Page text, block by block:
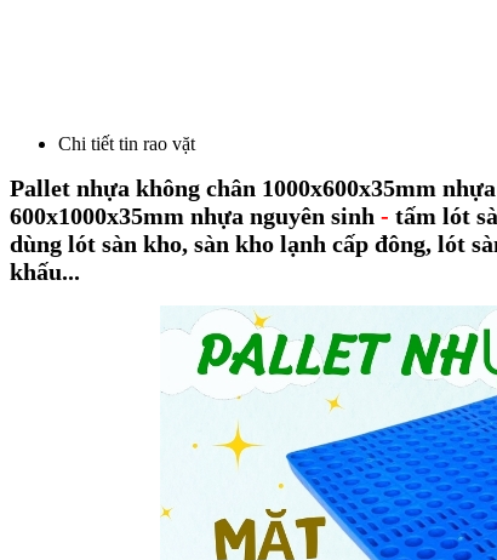
Chi tiết tin rao vặt
Pallet nhựa không chân 1000x600x35mm
600x1000x35mm nhựa nguyên sinh - tấm lót
dùng lót sàn kho, sàn kho lạnh cấp đông, lót
khấu...